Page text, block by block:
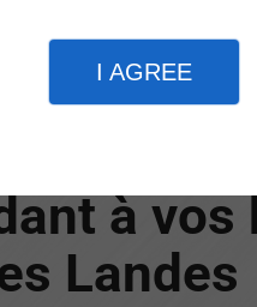
I AGREE
à vos
Landes